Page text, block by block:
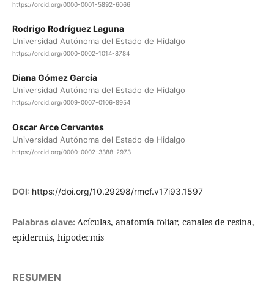
https://orcid.org/0000-0001-5892-6066
Rodrigo Rodríguez Laguna
Universidad Autónoma del Estado de Hidalgo
https://orcid.org/0000-0002-1014-8784
Diana Gómez García
Universidad Autónoma del Estado de Hidalgo
https://orcid.org/0009-0007-0106-8954
Oscar Arce Cervantes
Universidad Autónoma del Estado de Hidalgo
https://orcid.org/0000-0002-3388-2973
DOI: https://doi.org/10.29298/rmcf.v17i93.1597
Palabras clave: Acículas, anatomía foliar, canales de resina,
epidermis, hipodermis
RESUMEN